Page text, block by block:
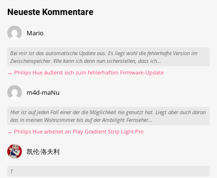
Neueste Kommentare
Mario
Bei mir ist das automatische Update aus. Es liegt wohl die fehlerhafte Version im
Zwischenspeicher. Wie kann ich denn nun sicherstellen, dass ich...
→ Philips Hue äußerst sich zum fehlerhaften Firmware-Update
m4d-maNu
Hier ist auf jeden Fall einer der die Möglichkeit nie genutzt hat. Liegt aber auch daran
das in meinen Wohnzimmer bis auf der Ambilight Fernseher...
→ Philips Hue arbeitet an Play Gradient Strip Light Pro
凯伦·洛夫利
1